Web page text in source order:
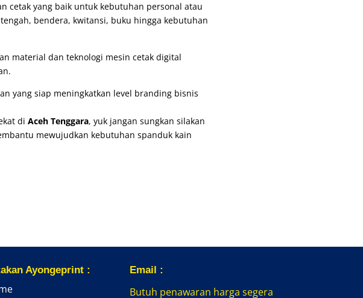
cetak yang baik untuk kebutuhan personal atau
, bendera, kwitansi, buku hingga kebutuhan
material dan teknologi mesin cetak digital
yang siap meningkatkan level branding bisnis
diAceh Tenggara, yuk jangan sungkan silakan
mewujudkan kebutuhan spanduk kain
Ayongeprint : Email :
Butuh penawaran harga segera